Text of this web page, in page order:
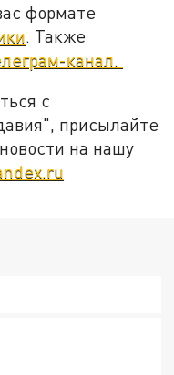
формате
. Также
канал.
с
присылайте
на нашу